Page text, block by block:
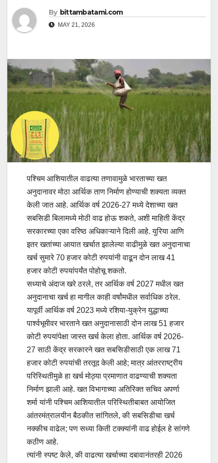
By bittambatami.com
MAY 21, 2026
पश्चिम आशियातील वाढत्या तणावामुळे भारताच्या खत
अनुदानावर मोठा आर्थिक ताण निर्माण होण्याची शक्यता व्यक्त
केली जात आहे. आर्थिक वर्ष 2026-27 मध्ये देशाच्या खत
सबसिडी बिलामध्ये मोठी वाढ होऊ शकते, अशी माहिती केंद्र
सरकारच्या एका वरिष्ठ अधिकाऱ्याने दिली आहे. युरिया आणि
इतर खतांच्या आयात खर्चात झालेल्या वाढीमुळे खत अनुदानाचा
खर्च सुमारे 70 हजार कोटी रुपयांनी वाढून दोन लाख 41
हजार कोटी रुपयांपर्यंत पोहोचू शकतो.
सध्याचे अंदाज खरे ठरले, तर आर्थिक वर्ष 2027 मधील खत
अनुदानाचा खर्च हा मागील काही वर्षांमधील सर्वाधिक ठरेल.
यापूर्वी आर्थिक वर्ष 2023 मध्ये रशिया-युक्रेन युद्धाच्या
पार्श्वभूमीवर भारताने खत अनुदानासाठी दोन लाख 51 हजार
कोटी रुपयांपेक्षा जास्त खर्च केला होता. आर्थिक वर्ष 2026-
27 साठी केंद्र सरकारने खत सबसिडीसाठी एक लाख 71
हजार कोटी रुपयांची तरतूद केली आहे; मात्र आंतरराष्ट्रीय
परिस्थितीमुळे हा खर्च मोठ्या प्रमाणात वाढण्याची शक्यता
निर्माण झाली आहे. खत विभागाच्या अतिरिक्त सचिव अपर्णा
शर्मा यांनी पश्चिम आशियातील परिस्थितीबाबत आयोजित
आंतरमंत्रालयीन बैठकीत सांगितले, की सबसिडीचा खर्च
नक्कीच वाढेल; पण सध्या किती टक्क्यांनी वाढ होईल हे सांगणे
कठीण आहे.
त्यांनी स्पष्ट केले, की वाढत्या खर्चाच्या दबावानंतरही 2026